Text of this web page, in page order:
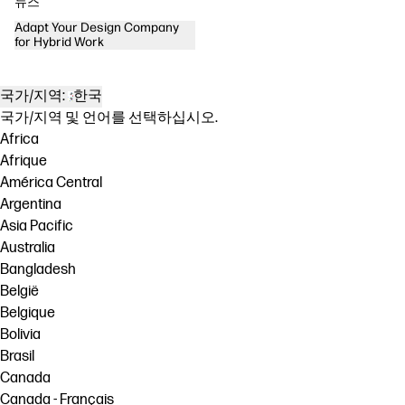
Adapt Your Design Company
for Hybrid Work
국가/지역: 한국
국가/지역 및 언어를 선택하십시오.
Africa
Afrique
América Central
Argentina
Asia Pacific
Australia
Bangladesh
België
Belgique
Bolivia
Brasil
Canada
Canada - Français